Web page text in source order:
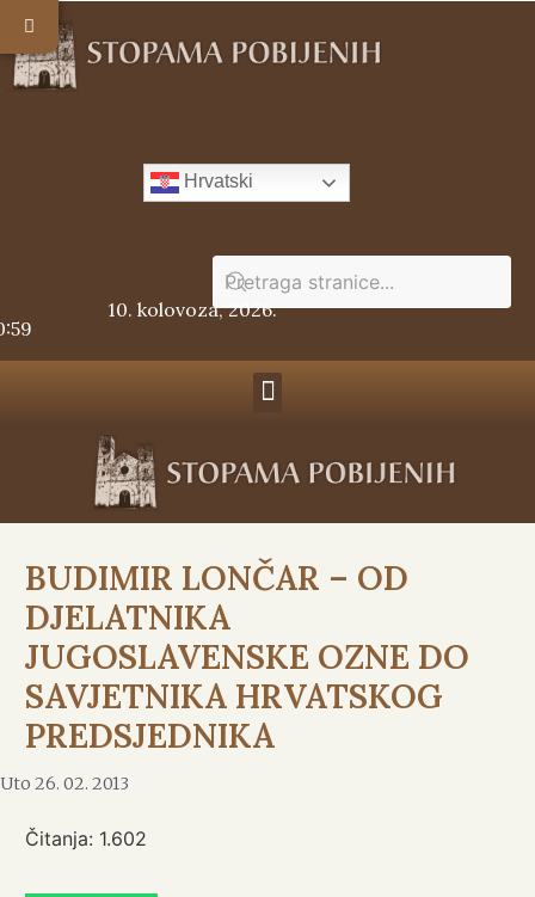
Hrvatski
10. kolovoza, 2026.
BUDIMIR LONČAR – OD
DJELATNIKA
JUGOSLAVENSKE OZNE DO
SAVJETNIKA HRVATSKOG
PREDSJEDNIKA
Uto 26. 02. 2013
Čitanja: 1.602